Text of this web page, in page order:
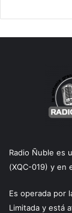
Radio Ñuble es
(XQC-019) y en
Es operada por
Limitada y está